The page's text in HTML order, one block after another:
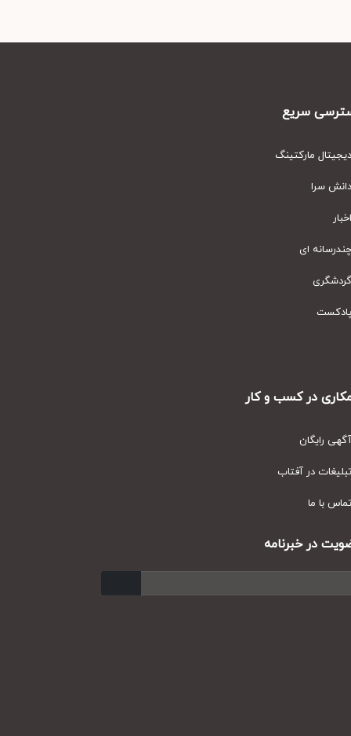
سریع
مارکتینگ
سرا
ای
در کسب و کار
رایگان
در آفتاب
با ما
در خبرنامه